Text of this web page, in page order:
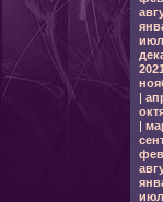
2021
|
|